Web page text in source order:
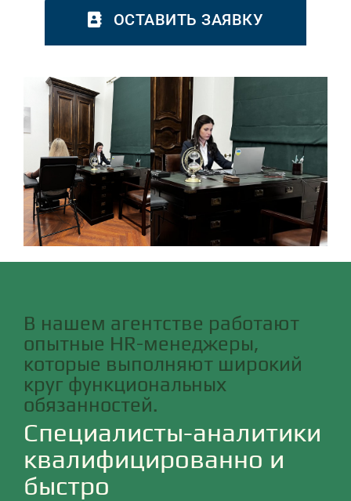
ОСТАВИТЬ ЗАЯВКУ
В нашем агентстве работают
опытные НR-менеджеры,
которые выполняют широкий
круг функциональных
обязанностей.
Специалисты-аналитики
квалифицированно и
быстро